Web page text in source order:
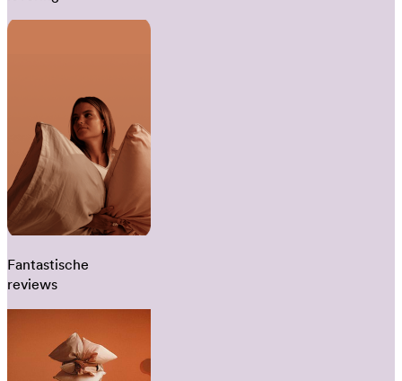
Fantastische
reviews